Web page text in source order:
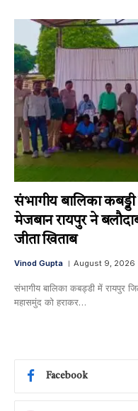
संभागीय बालिका
मेजबान रायपुर ने
जीता खिताब
Vinod Gupta August 9, 2026
संभागीय बालिका कबड्डी में रायपुर
महासमुंद को हराकर…
Facebook